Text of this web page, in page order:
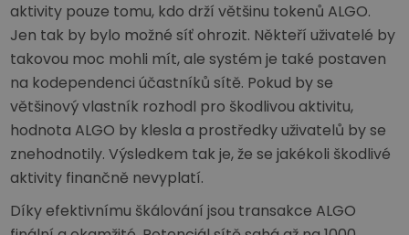
aktivity pouze tomu, kdo drží většinu tokenů ALGO.
Jen tak by bylo možné síť ohrozit. Někteří uživatelé by
takovou moc mohli mít, ale systém je také postaven
na kodependenci účastníků sítě. Pokud by se
většinový vlastník rozhodl pro škodlivou aktivitu,
hodnota ALGO by klesla a prostředky uživatelů by se
znehodnotily. Výsledkem tak je, že se jakékoli škodlivé
aktivity finančně nevyplatí.
Díky efektivnímu škálování jsou transakce ALGO